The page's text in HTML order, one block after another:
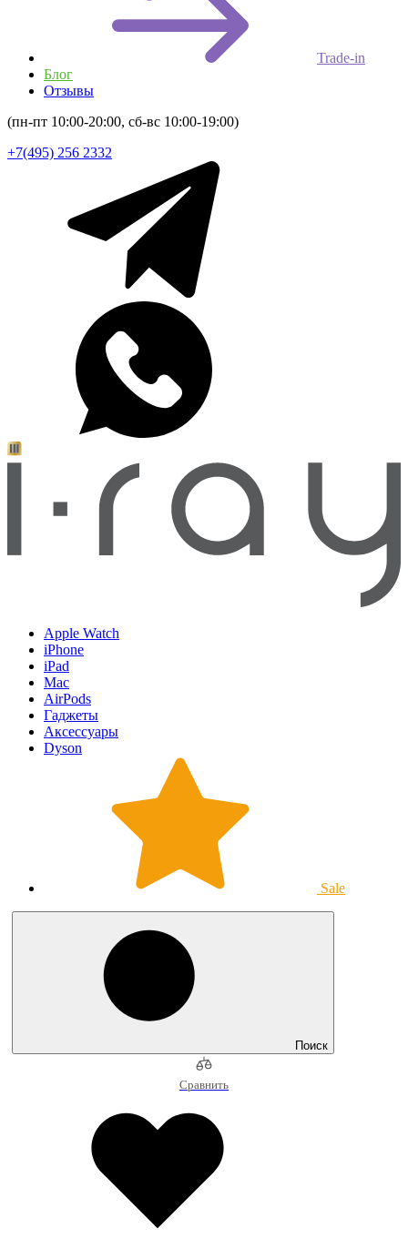
Trade-in
Блог
Отзывы
(пн-пт 10:00-20:00, сб-вс 10:00-19:00)
+7(495) 256 2332
Apple Watch
iPhone
iPad
Mac
AirPods
Гаджеты
Аксессуары
Dyson
Sale
Поиск
Сравнить